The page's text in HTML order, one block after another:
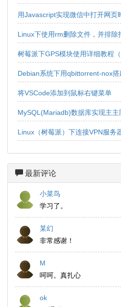
Linux下使用rm删除文件，并排除
Debian系统下用qbittorrent-nox
将VSCode添加到鼠标右键菜单
Linux（树莓派）下连接VPN服务
最新评论
小菜鸟
学习了。
某幻
非常感谢！
M
呵呵。真扎心
ok